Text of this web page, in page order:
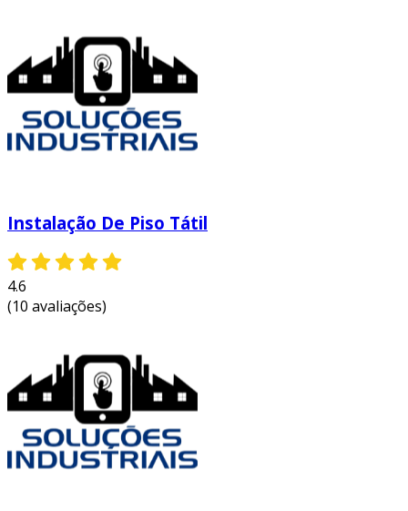
Instalação De Piso Tátil
4.6
(10 avaliações)